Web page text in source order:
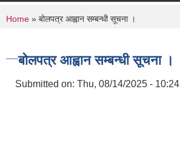
You are here
Home » बोलपत्र आह्वान सम्बन्धी सूचना ।
बोलपत्र आह्वान सम्बन्धी सूचना ।
Submitted on: Thu, 08/14/2025 - 10:24